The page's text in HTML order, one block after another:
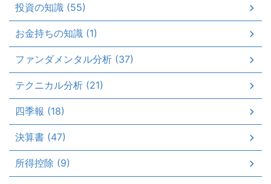
投資の知識 (55)
お金持ちの知識 (1)
ファンダメンタル分析 (37)
テクニカル分析 (21)
四季報 (18)
決算書 (47)
所得控除 (9)